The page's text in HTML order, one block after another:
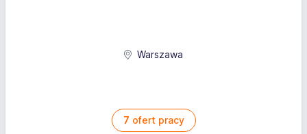
Warszawa
7 ofert pracy